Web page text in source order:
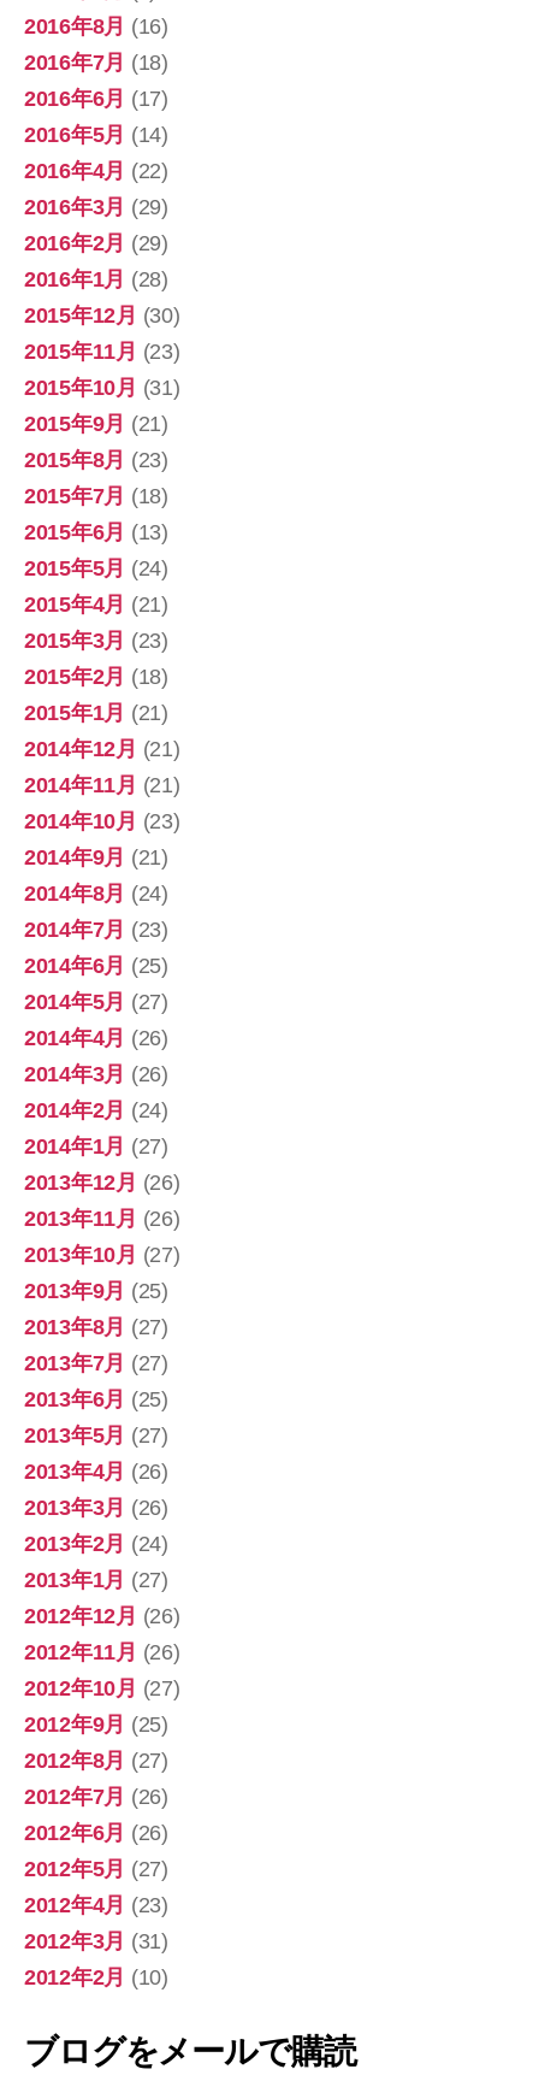
2016年8月 (16)
2016年7月 (18)
2016年6月 (17)
2016年5月 (14)
2016年4月 (22)
2016年3月 (29)
2016年2月 (29)
2016年1月 (28)
2015年12月 (30)
2015年11月 (23)
2015年10月 (31)
2015年9月 (21)
2015年8月 (23)
2015年7月 (18)
2015年6月 (13)
2015年5月 (24)
2015年4月 (21)
2015年3月 (23)
2015年2月 (18)
2015年1月 (21)
2014年12月 (21)
2014年11月 (21)
2014年10月 (23)
2014年9月 (21)
2014年8月 (24)
2014年7月 (23)
2014年6月 (25)
2014年5月 (27)
2014年4月 (26)
2014年3月 (26)
2014年2月 (24)
2014年1月 (27)
2013年12月 (26)
2013年11月 (26)
2013年10月 (27)
2013年9月 (25)
2013年8月 (27)
2013年7月 (27)
2013年6月 (25)
2013年5月 (27)
2013年4月 (26)
2013年3月 (26)
2013年2月 (24)
2013年1月 (27)
2012年12月 (26)
2012年11月 (26)
2012年10月 (27)
2012年9月 (25)
2012年8月 (27)
2012年7月 (26)
2012年6月 (26)
2012年5月 (27)
2012年4月 (23)
2012年3月 (31)
2012年2月 (10)
ブログをメールで購読